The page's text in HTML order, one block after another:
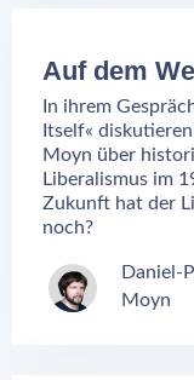
Auf dem
In ihrem
Itself«
Moyn über
Liberalismus im
Zukunft hat der
noch?
Daniel-
Moyn